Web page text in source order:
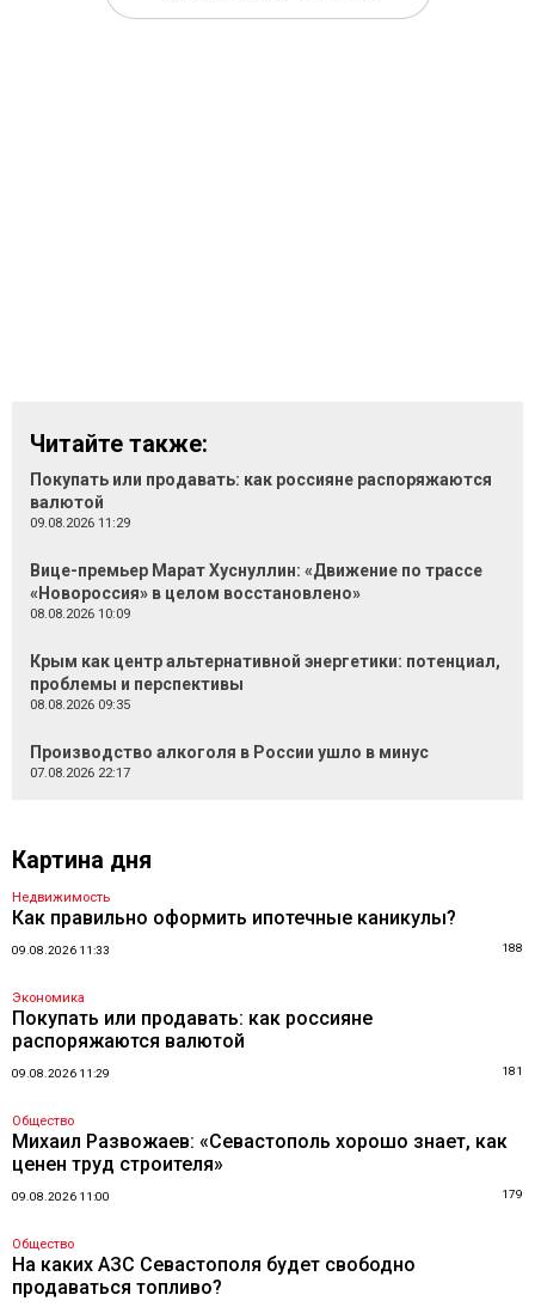
Читайте также:
Покупать или продавать: как россияне распоряжаются
валютой
09.08.2026 11:29
Вице-премьер Марат Хуснуллин: «Движение по трассе
«Новороссия» в целом восстановлено»
08.08.2026 10:09
Крым как центр альтернативной энергетики: потенциал,
проблемы и перспективы
08.08.2026 09:35
Производство алкоголя в России ушло в минус
07.08.2026 22:17
Картина дня
Недвижимость
Как правильно оформить ипотечные каникулы?
09.08.2026 11:33 188
Экономика
Покупать или продавать: как россияне
распоряжаются валютой
09.08.2026 11:29 181
Общество
Михаил Развожаев: «Севастополь хорошо знает, как
ценен труд строителя»
09.08.2026 11:00 179
Общество
На каких АЗС Севастополя будет свободно
продаваться топливо?